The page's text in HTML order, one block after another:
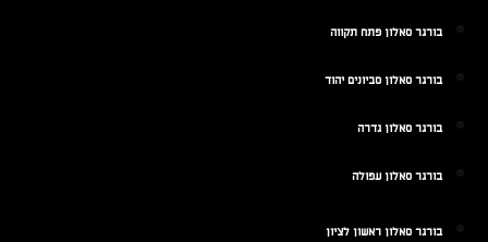
בורגר סאלון פתח תקווה
בורגר סאלון סביונים יהוד
בורגר סאלון גדרה
בורגר סאלון עפולה
בורגר סאלון ראשון לציון